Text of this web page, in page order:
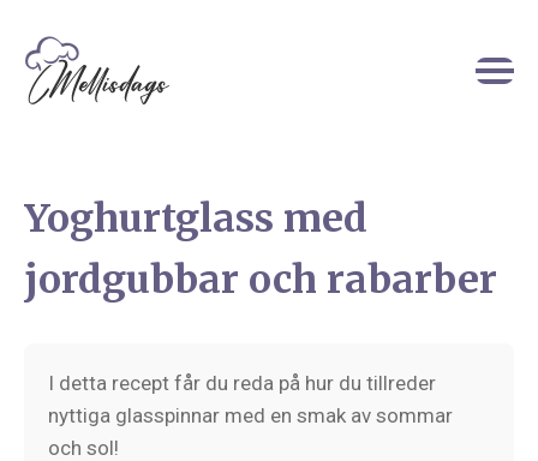
Yoghurtglass med
jordgubbar och rabarber
I detta recept får du reda på hur du tillreder
nyttiga glasspinnar med en smak av sommar
och sol!